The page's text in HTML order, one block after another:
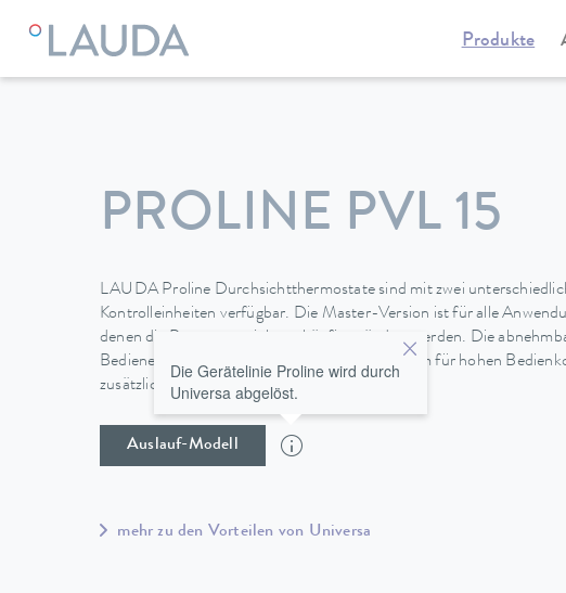
Produkte
LAUDA Temperiergeräte Viscotemp Pro-Serie
PROLINE PVL 15
LAUDA Proline Durchsichtthermostate sind mit zwei
Kontrolleinheiten verfügbar. Die Master-Version ist für alle
denen die Parameter nicht so häufig geändert werden. Die
Bedieneinheit bietet ein Grafik-LCD-Bildschirm für hohen
zusätzlich einen Programmgeber.
Auslauf-Modell
Die Gerätelinie Proline wird durch
Universa abgelöst.
mehr zu den Vorteilen von Universa